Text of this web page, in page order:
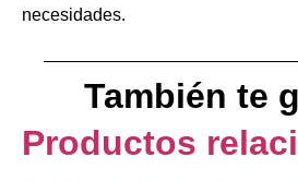
necesidades.
También te
Productos